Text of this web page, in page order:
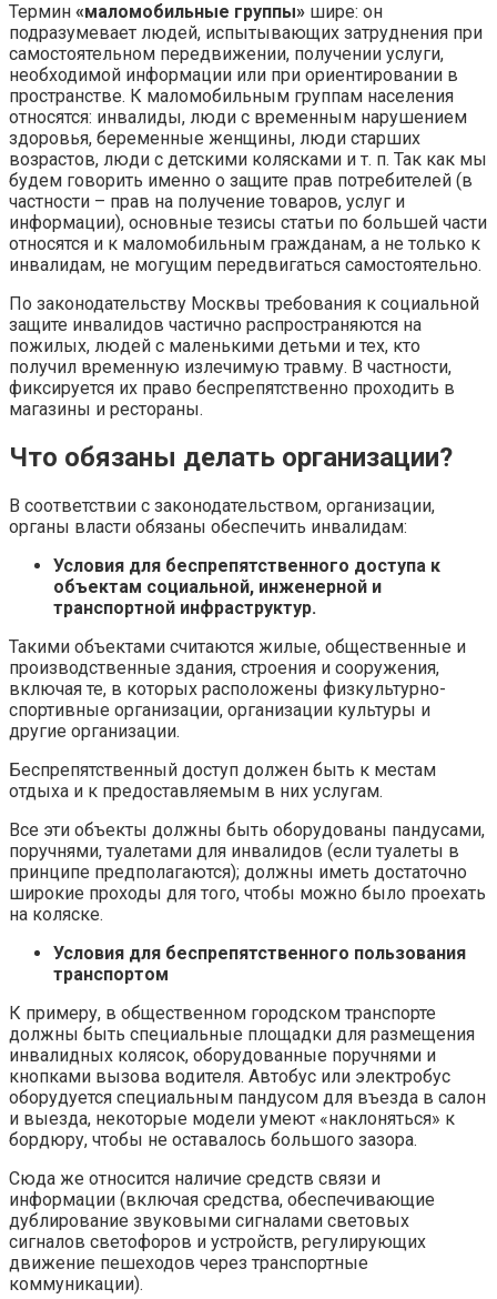
Термин «маломобильные группы» шире: он
подразумевает людей, испытывающих затруднения при
самостоятельном передвижении, получении услуги,
необходимой информации или при ориентировании в
пространстве. К маломобильным группам населения
относятся: инвалиды, люди с временным нарушением
здоровья, беременные женщины, люди старших
возрастов, люди с детскими колясками и т. п. Так как мы
будем говорить именно о защите прав потребителей (в
частности – прав на получение товаров, услуг и
информации), основные тезисы статьи по большей части
относятся и к маломобильным гражданам, а не только к
инвалидам, не могущим передвигаться самостоятельно.
По законодательству Москвы требования к социальной
защите инвалидов частично распространяются на
пожилых, людей с маленькими детьми и тех, кто
получил временную излечимую травму. В частности,
фиксируется их право беспрепятственно проходить в
магазины и рестораны.
Что обязаны делать организации?
В соответствии с законодательством, организации,
органы власти обязаны обеспечить инвалидам:
Условия для беспрепятственного доступа к
объектам социальной, инженерной и
транспортной инфраструктур.
Такими объектами считаются жилые, общественные и
производственные здания, строения и сооружения,
включая те, в которых расположены физкультурно-
спортивные организации, организации культуры и
другие организации.
Беспрепятственный доступ должен быть к местам
отдыха и к предоставляемым в них услугам.
Все эти объекты должны быть оборудованы пандусами,
поручнями, туалетами для инвалидов (если туалеты в
принципе предполагаются); должны иметь достаточно
широкие проходы для того, чтобы можно было проехать
на коляске.
Условия для беспрепятственного пользования
транспортом
К примеру, в общественном городском транспорте
должны быть специальные площадки для размещения
инвалидных колясок, оборудованные поручнями и
кнопками вызова водителя. Автобус или электробус
оборудуется специальным пандусом для въезда в салон
и выезда, некоторые модели умеют «наклоняться» к
бордюру, чтобы не оставалось большого зазора.
Сюда же относится наличие средств связи и
информации (включая средства, обеспечивающие
дублирование звуковыми сигналами световых
сигналов светофоров и устройств, регулирующих
движение пешеходов через транспортные
коммуникации).